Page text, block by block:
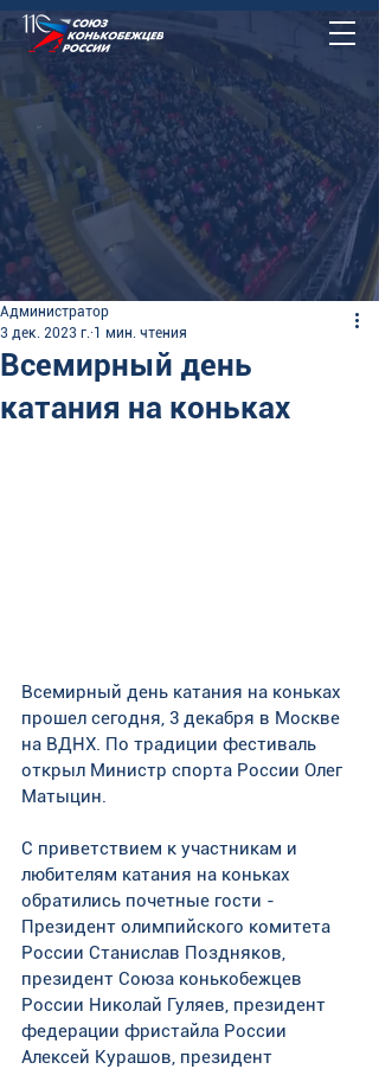
Всемирный день
катания на коньках
Администратор
3 дек. 2023 г. 1 мин. чтения
Всемирный день катания на коньках
прошел сегодня, 3 декабря в Москве
на ВДНХ. По традиции фестиваль
открыл Министр спорта России Олег
Матыцин.
С приветствием к участникам и
любителям катания на коньках
обратились почетные гости -
Президент олимпийского комитета
России Станислав Поздняков,
президент Союза конькобежцев
России Николай Гуляев, президент
федерации фристайла России
Алексей Курашов, президент